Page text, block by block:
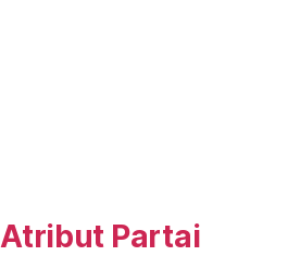
Atribut Partai